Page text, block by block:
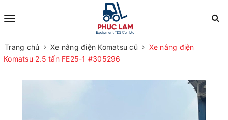
Trang chủ Xe nâng điện Komatsu cũ
Xe nâng điện
Komatsu 2.5 tấn FE25-1 #305296